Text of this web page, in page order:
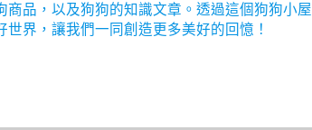
品，以及狗狗的知識文章。透過這個狗狗小屋
界，讓我們一同創造更多美好的回憶！